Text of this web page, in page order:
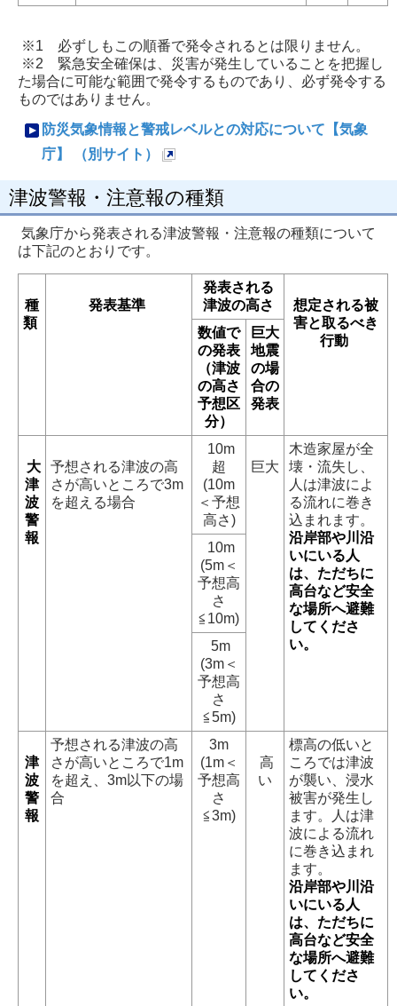
※1 必ずしもこの順番で発令されるとは限りません。
※2 緊急安全確保は、災害が発生していることを把握し
た場合に可能な範囲で発令するものであり、必ず発令する
ものではありません。
防災気象情報と警戒レベルとの対応について【気象
庁】 （別サイト）
規
ペ
ジ
津波警報・注意報の種類
気象庁から発表される津波警報・注意報の種類について
は下記のとおりです。
種
類
発表基準
発表される
津波の高さ
想定される被
害と取るべき
行動
数値で
の発表
（津波
の高さ
予想区
分）
巨大
地震
の場
合の
発表
大
津
波
警
報
予想される津波の高
さが高いところで3m
を超える場合
10m
超
(10m
＜予想
高さ)
巨大
木造家屋が全
壊・流失し、
人は津波によ
る流れに巻き
込まれます。
沿岸部や川沿
いにいる人
は、ただちに
高台など安全
な場所へ避難
してくださ
い。
10m
(5m＜
予想高
さ
≦10m)
5m
(3m＜
予想高
さ
≦5m)
津
波
警
報
予想される津波の高
さが高いところで1m
を超え、3m以下の場
合
3m
(1m＜
予想高
さ
≦3m)
高
い
標高の低いと
ころでは津波
が襲い、浸水
被害が発生し
ます。人は津
波による流れ
に巻き込まれ
ます。
沿岸部や川沿
いにいる人
は、ただちに
高台など安全
な場所へ避難
してくださ
い。